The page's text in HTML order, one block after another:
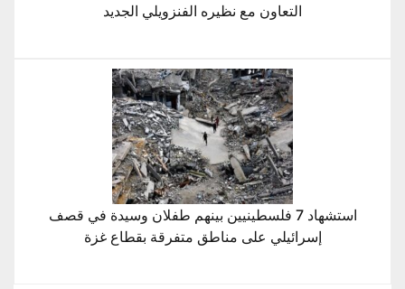
التعاون مع نظيره الفنزويلي الجديد
استشهاد 7 فلسطينيين بينهم طفلان وسيدة في قصف
إسرائيلي على مناطق متفرقة بقطاع غزة